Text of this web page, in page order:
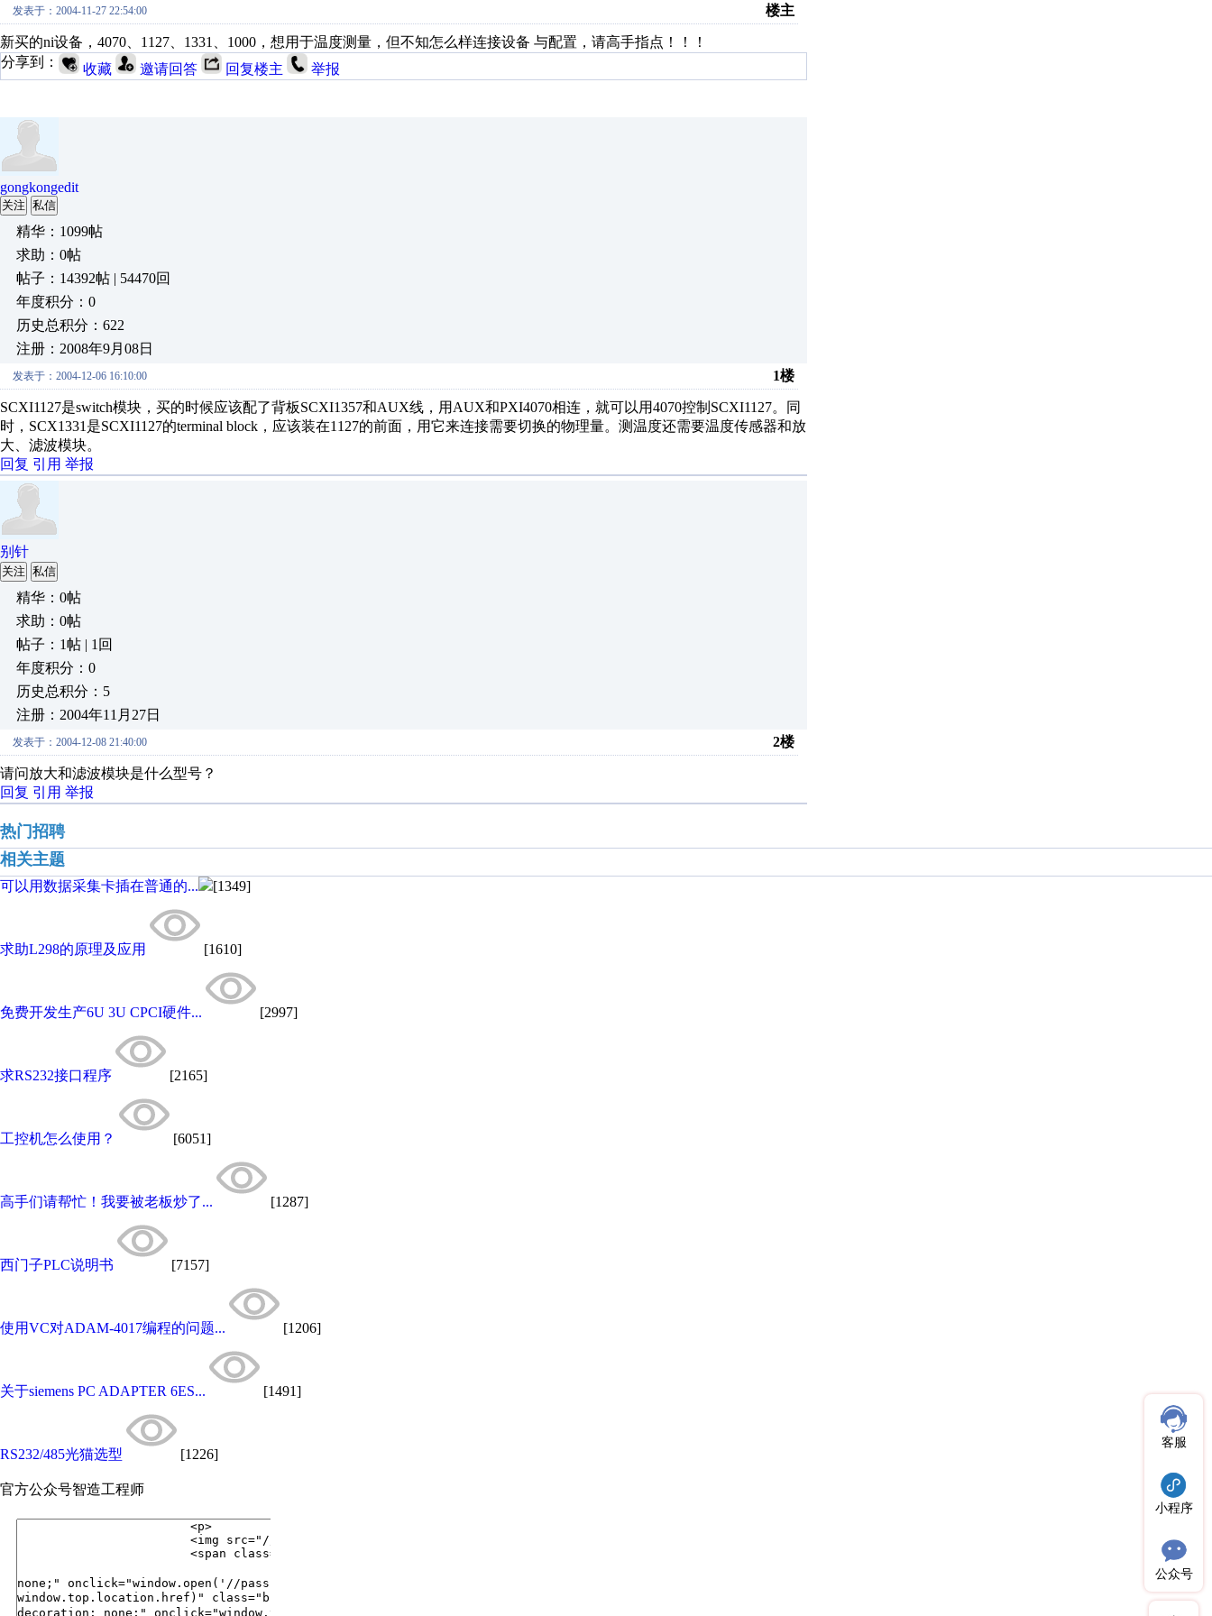
发表于：2004-11-27 22:54:00 楼主
新买的ni设备，4070、1127、1331、1000，想用于温度测量，但不知怎么样连接设备 与配置，请高手指点！！！
分享到：
收藏 邀请回答 回复楼主 举报
gongkongedit
关注 私信
精华：1099帖
求助：0帖
帖子：14392帖 | 54470回
年度积分：0
历史总积分：622
注册：2008年9月08日
发表于：2004-12-06 16:10:00 1楼
SCXI1127是switch模块，买的时候应该配了背板SCXI1357和AUX线，用AUX和PXI4070相连，就可以用4070控制SCXI1127。同
时，SCX1331是SCXI1127的terminal block，应该装在1127的前面，用它来连接需要切换的物理量。测温度还需要温度传感器和放
大、滤波模块。
回复 引用 举报
别针
关注 私信
精华：0帖
求助：0帖
帖子：1帖 | 1回
年度积分：0
历史总积分：5
注册：2004年11月27日
发表于：2004-12-08 21:40:00 2楼
请问放大和滤波模块是什么型号？
回复 引用 举报
热门招聘
相关主题
可以用数据采集卡插在普通的... [1349]
求助L298的原理及应用 [1610]
免费开发生产6U 3U CPCI硬件... [2997]
求RS232接口程序 [2165]
工控机怎么使用？ [6051]
高手们请帮忙！我要被老板炒了... [1287]
西门子PLC说明书 [7157]
使用VC对ADAM-4017编程的问题... [1206]
关于siemens PC ADAPTER 6ES... [1491]
RS232/485光猫选型 [1226]
官方公众号智造工程师
客服
小程序
公众号